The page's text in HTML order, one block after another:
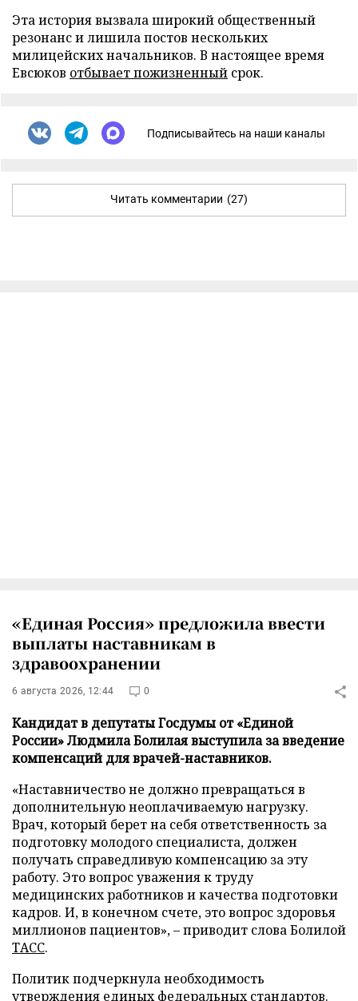
Эта история вызвала широкий общественный
резонанс и лишила постов нескольких
милицейских начальников. В настоящее время
Евсюков отбывает пожизненный срок.
Подписывайтесь на наши каналы
Читать комментарии (27)
«Единая Россия» предложила ввести
выплаты наставникам в
здравоохранении
6 августа 2026, 12:44 0
Кандидат в депутаты Госдумы от «Единой
России» Людмила Болилая выступила за введение
компенсаций для врачей-наставников.
«Наставничество не должно превращаться в
дополнительную неоплачиваемую нагрузку.
Врач, который берет на себя ответственность за
подготовку молодого специалиста, должен
получать справедливую компенсацию за эту
работу. Это вопрос уважения к труду
медицинских работников и качества подготовки
кадров. И, в конечном счете, это вопрос здоровья
миллионов пациентов», – приводит слова Болилой
ТАСС.
Политик подчеркнула необходимость
утверждения единых федеральных стандартов.